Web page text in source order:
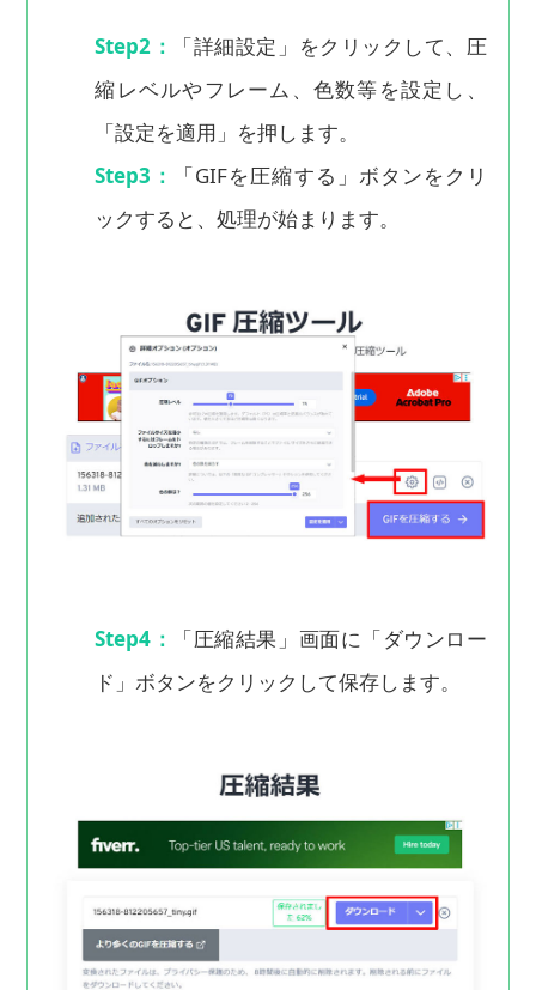
Step2：
「詳細設定」をクリックして、圧
縮レベルやフレーム、色数等を設定し、
「設定を適用」を押します。
Step3：
「GIFを圧縮する」ボタンをクリ
ックすると、処理が始まります。
Step4：
「圧縮結果」画面に「ダウンロー
ド」ボタンをクリックして保存します。